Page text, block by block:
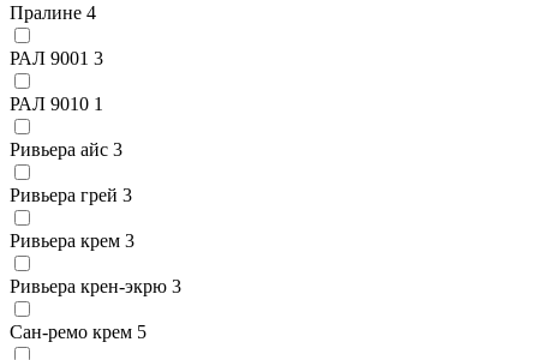
Пралине 4
РАЛ 9001 3
РАЛ 9010 1
Ривьера айс 3
Ривьера грей 3
Ривьера крем 3
Ривьера крен-экрю 3
Сан-ремо крем 5